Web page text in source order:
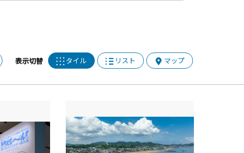
表示切替 タイル リスト マップ